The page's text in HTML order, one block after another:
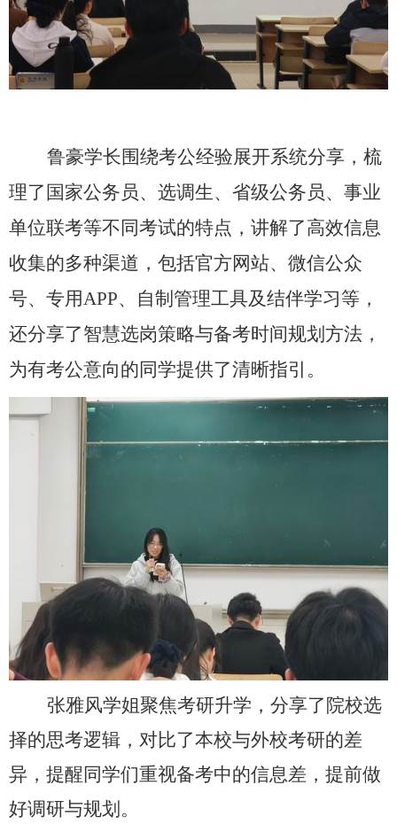
鲁豪学长围绕考公经验展开系统分享，梳
理了国家公务员、选调生、省级公务员、事业
单位联考等不同考试的特点，讲解了高效信息
收集的多种渠道，包括官方网站、微信公众
号、专用 APP、自制管理工具及结伴学习等，
还分享了智慧选岗策略与备考时间规划方法，
为有考公意向的同学提供了清晰指引。
张雅风学姐聚焦考研升学，分享了院校选
择的思考逻辑，对比了本校与外校考研的差
异，提醒同学们重视备考中的信息差，提前做
好调研与规划。